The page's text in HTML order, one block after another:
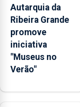
anunciou
o
Governo
Regional.
Autarquia da
Ribeira Grande
promove
iniciativa
"Museus no
Verão"